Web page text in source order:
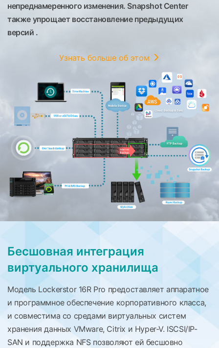
непреднамеренного изменения. Snapshot Center
также упрощает восстановление предыдущих
версий .
Узнать больше об этом
Бесшовная интеграция
виртуального хранилища
Модель Lockerstor 16R Pro предоставляет аппаратное
и программное обеспечение корпоративного класса,
и совместима со средами виртуальных систем
хранения данных VMware, Citrix и Hyper-V. ISCSI/IP-
SAN и поддержка NFS позволяют ей бесшовно